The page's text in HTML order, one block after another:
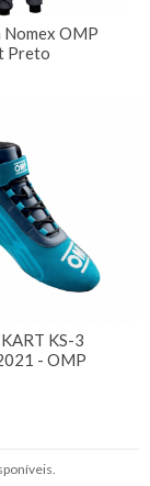
Nomex OMP
Preto
KS-3
- OMP